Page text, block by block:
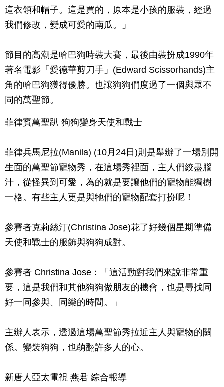
這衣領和帽子。這是買的，原本是小孩的服裝，經過
我們修改，變成可愛的南瓜。」
節目的高潮是哈巴狗時裝大賽，最後由裝扮成1990年
著名電影「愛德華剪刀手」(Edward Scissorhands)主
角的哈巴狗獲得優勝。也讓狗狗們度過了一個與眾不
同的萬聖節。
菲律賓萬聖趴 狗狗變身天使和戰士
菲律兵馬尼拉(Manila) (10月24日)則是舉辦了一場別開
生面的萬聖節寵物秀，在這場秀裡面，主人們絞盡腦
汁，從怪異到可愛，為的就是要讓他們的寵物能獨樹
一格。有些主人更是與牠們的寵物配套打扮呢！
參賽者克莉絲汀(Christina Jose)花了好幾個星期準備
天使和戰士的服飾與狗狗成對。
參賽者 Christina Jose：「這活動對我們來說非常重
要，這是我們和其他狗狗做朋友的機會，也是尋找同
好一同參與、同樂的時間。」
主辦人表示，透過這場萬聖節秀拉近主人與寵物的關
係。變裝狗狗，也萌翻許多人的心。
新唐人亞太電視 燕君 綜合報導